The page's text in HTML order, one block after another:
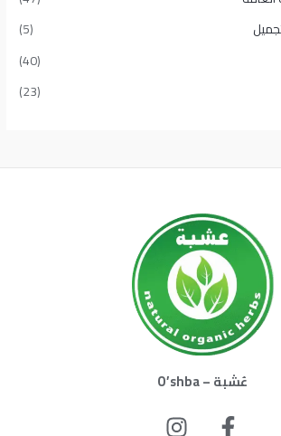
(5)
(40)
(23)
عُشبة – O’shba